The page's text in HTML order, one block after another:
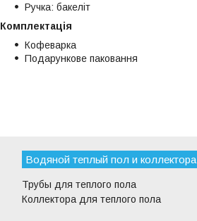
Ручка: бакеліт
Комплектація
Кофеварка
Подарункове паковання
Водяной теплый пол и коллектора
Трубы для теплого пола
Коллектора для теплого пола